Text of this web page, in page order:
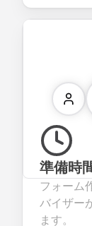
準備時
フォーム
バイザー
ます。